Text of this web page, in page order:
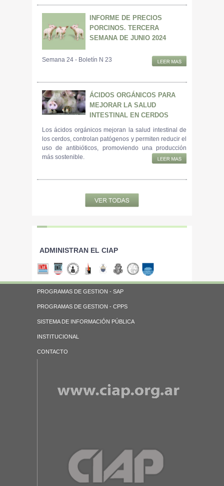
INFORME DE PRECIOS
PORCINOS. TERCERA
SEMANA DE JUNIO 2024
Semana 24 - Boletín N 23
ÁCIDOS ORGÁNICOS PARA
MEJORAR LA SALUD
INTESTINAL EN CERDOS
Los ácidos orgánicos mejoran la salud intestinal de
los cerdos, controlan patógenos y permiten reducir el
uso de antibióticos, promoviendo una producción
más sostenible.
ADMINISTRAN EL CIAP
PROGRAMAS DE GESTION - SAP
PROGRAMAS DE GESTION - CPPS
SISTEMA DE INFORMACIÓN PÚBLICA
INSTITUCIONAL
CONTACTO